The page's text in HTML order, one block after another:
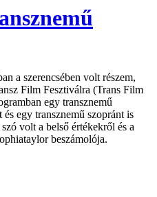
a szerencsében volt részem,
Film Fesztiválra (Trans Film
egy transznemű
egy transznemű szopránt is
volt a belső értékekről és a
beszámolója.